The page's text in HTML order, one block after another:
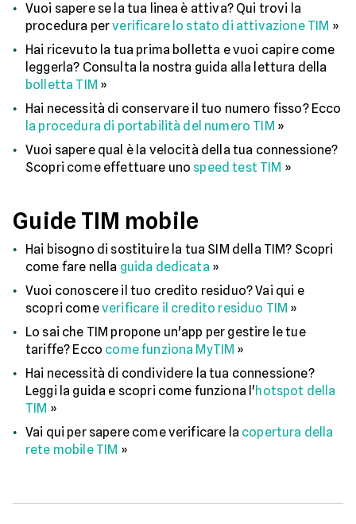
Vuoi sapere se la tua linea è attiva? Qui trovi la
procedura perverificare lo stato di attivazione TIM »
Hai ricevuto la tua prima bolletta e vuoi capire come
leggerla? Consulta la nostra guida alla lettura della
bolletta TIM »
Hai necessità di conservare il tuo numero fisso? Ecco
a procedura di portabilità del numero TIM »
Vuoi sapere qual è la velocità della tua connessione?
Scopri come effettuare uno speed test TIM »
Guide TIM mobile
Hai bisogno di sostituire la tua SIM della TIM? Scopri
come fare nella guida dedicata »
Vuoi conoscere il tuo credito residuo? Vai qui e
scopri comeverificare il credito residuo TIM »
Lo sai che TIM propone un'app per gestire le tue
tariffe? Ecco come funziona MyTIM »
Hai necessità di condividere la tua connessione?
Leggi la guida e scopri come funziona l'hotspot della
TIM »
Vai qui per sapere come verificare la copertura della
rete mobile TIM »